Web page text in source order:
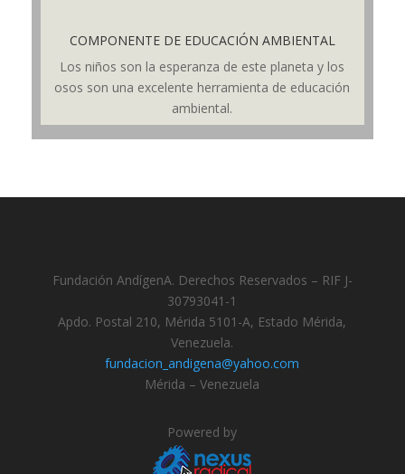
COMPONENTE DE EDUCACIÓN AMBIENTAL
Los niños son la esperanza de este planeta y los
osos son una excelente herramienta de educación
ambiental.
Fundación AndígenA. Derechos Reservados – RIF J-
30793041-1
Apdo. Postal 210, Mérida 5101-A, Estado Mérida,
Venezuela.
fundacion_andigena@yahoo.com
Mérida – Venezuela
Powered by